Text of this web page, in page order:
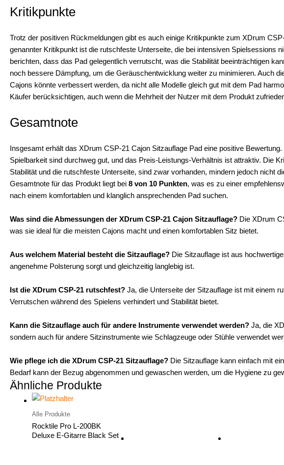
Kritikpunkte
Trotz der positiven Rückmeldungen gibt es auch einige Kritikpunkte zum XDrum
genannter Kritikpunkt ist die rutschfeste Unterseite, die bei intensiven Spielsessions
berichten, dass das Pad gelegentlich verrutscht, was die Stabilität beeinträchtigen
noch bessere Dämpfung, um die Geräuschentwicklung weiter zu minimieren. Auch
Cajons könnte verbessert werden, da nicht alle Modelle gleich gut mit dem Pad
Käufer berücksichtigen, auch wenn die Mehrheit der Nutzer mit dem Produkt
Gesamtnote
Insgesamt erhält das XDrum CSP-21 Cajon Sitzauflage Pad eine positive
Spielbarkeit sind durchweg gut, und das Preis-Leistungs-Verhältnis ist attraktiv. Die
Stabilität und die rutschfeste Unterseite, sind zwar vorhanden, mindern jedoch nicht
Gesamtnote für das Produkt liegt bei 8 von 10 Punkten, was es zu einer
nach einem komfortablen und klanglich ansprechenden Pad suchen.
Was sind die Abmessungen der XDrum CSP-21 Cajon Sitzauflage? Die XDrum
was sie ideal für die meisten Cajons macht und einen komfortablen Sitz bietet.
Aus welchem Material besteht die Sitzauflage? Die Sitzauflage ist aus
angenehme Polsterung sorgt und gleichzeitig langlebig ist.
Ist die XDrum CSP-21 rutschfest? Ja, die Unterseite der Sitzauflage ist mit einem
Verrutschen während des Spielens verhindert und Stabilität bietet.
Kann die Sitzauflage auch für andere Instrumente verwendet werden? Ja, die
sondern auch für andere Sitzinstrumente wie Schlagzeuge oder Stühle verwendet
Wie pflege ich die XDrum CSP-21 Sitzauflage? Die Sitzauflage kann einfach mit
Bedarf kann der Bezug abgenommen und gewaschen werden, um die Hygiene zu
Ähnliche Produkte
Alle Produkte
Rocktile Pro L-200BK
Deluxe E-Gitarre Black Set